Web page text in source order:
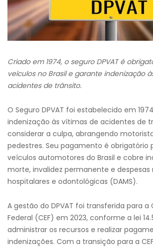
Criado em 1974, o seguro DPVAT é
veículos no Brasil e garante indenização
acidentes de trânsito.
O Seguro DPVAT foi estabelecido em
indenização às vítimas de acidentes de
considerar a culpa, abrangendo
pedestres. Seu pagamento é obrigatório
veículos automotores do Brasil e cobre
morte, invalidez permanente e despesas
hospitalares e odontológicas (DAMS).
A gestão do DPVAT foi transferida para a
Federal (CEF) em 2023, conforme a lei
administrar os recursos e realizar
indenizações. Com a transição para a